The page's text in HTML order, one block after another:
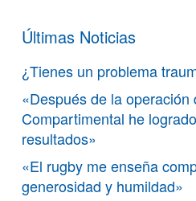
Últimas Noticias
¿Tienes un problema
«Después de la operación
Compartimental he
resultados»
«El rugby me enseña
generosidad y humildad»